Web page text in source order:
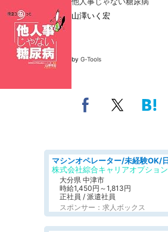
山澤いく宏
by G-Tools
株式会社綜合キャリアオプション
大分県 中津市
時給1,450円～1,813円
正社員 / 派遣社員
スポンサー：求人ボックス